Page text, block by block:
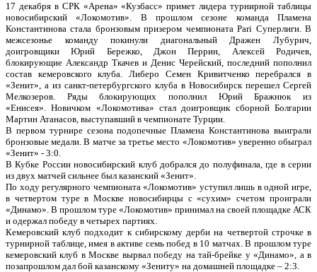
17 декабря в СРК «Арена» «Кузбасс» примет лидера турнирной таблицы
новосибирский «Локомотив». В прошлом сезоне команда Пламена
Константинова стала бронзовым призером чемпионата Pari Суперлиги. В
межсезонье команду покинули диагональный Дражен Лубурич,
доигровщики Юрий Бережко, Джон Перрин, Алексей Родичев,
блокирующие Александр Ткачев и Денис Черейский, последний пополнил
состав кемеровского клуба. Либеро Семен Кривитченко перебрался в
«Зенит», а из санкт-петербургского клуба в Новосибирск перешел Сергей
Мелкозеров. Ряды блокирующих пополнил Юрий Бражнюк из
«Енисея». Новичком «Локомотива» стал доигровщик сборной Болгарии
Мартин Атанасов, выступавший в чемпионате Турции.
В первом турнире сезона подопечные Пламена Константинова выиграли
бронзовые медали. В матче за третье место «Локомотив» уверенно обыграл
«Зенит» - 3:0.
В Кубке России новосибирский клуб добрался до полуфинала, где в серии
из двух матчей сильнее был казанский «Зенит».
По ходу регулярного чемпионата «Локомотив» уступил лишь в одной игре,
в четвертом туре в Москве новосибирцы с «сухим» счетом проиграли
«Динамо». В прошлом туре «Локомотив» принимал на своей площадке АСК
и одержал победу в четырех партиях.
Кемеровский клуб подходит к сибирскому дерби на четвертой строчке в
турнирной таблице, имея в активе семь побед в 10 матчах. В прошлом туре
кемеровский клуб в Москве вырвал победу на тай-брейке у «Динамо», а в
позапрошлом дал бой казанскому «Зениту» на домашней площадке – 2:3.